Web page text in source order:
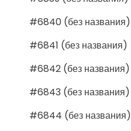
#6840 (без названия)
#6841 (без названия)
#6842 (без названия)
#6843 (без названия)
#6844 (без названия)